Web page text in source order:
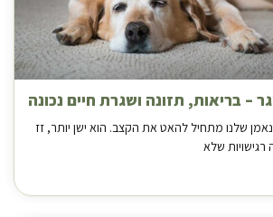
– בריאות, תזונה ושגרת חיים נכונה
שלנו מתחיל להאט את הקצב. הוא ישן יותר, זז
רגישויות שלא